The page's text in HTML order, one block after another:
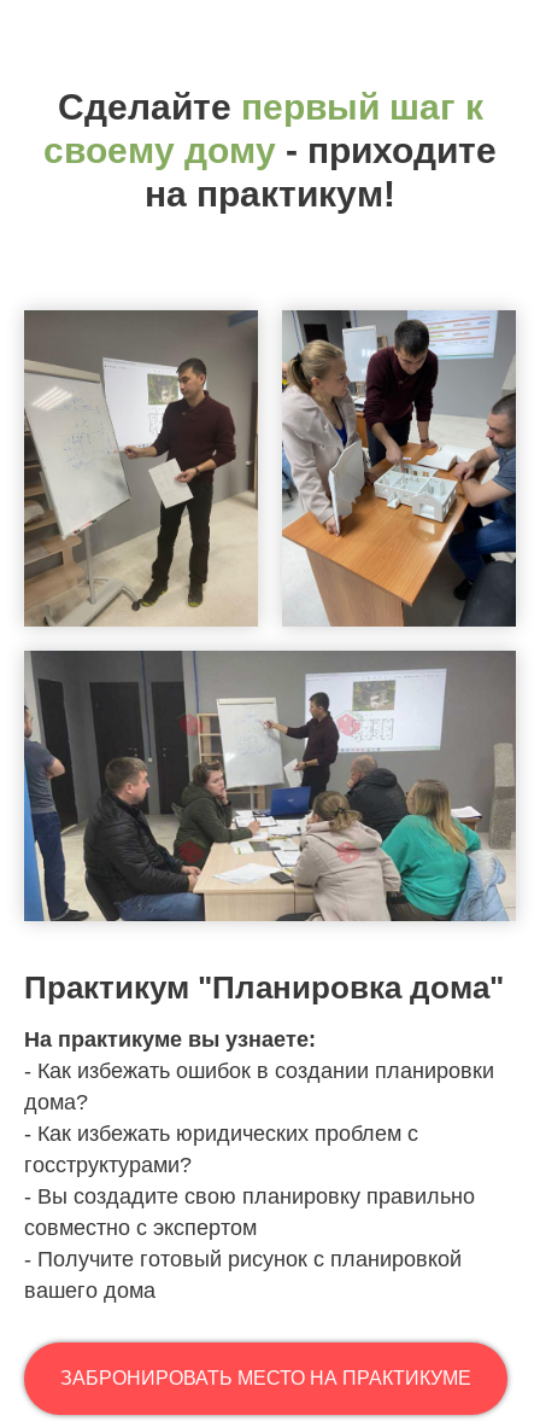
Сделайте первый шаг к
своему дому - приходите
на практикум!
Практикум "Планировка дома"
На практикуме вы узнаете:
- Как избежать ошибок в создании планировки
дома?
- Как избежать юридических проблем с
госструктурами?
- Вы создадите свою планировку правильно
совместно с экспертом
- Получите готовый рисунок с планировкой
вашего дома
ЗАБРОНИРОВАТЬ МЕСТО НА ПРАКТИКУМЕ
Актуальные новости,
акции, мероприятии в
телеграмм канале.
Строительство частных
домов в Сургуте, ХМАО И
персональных данных
Рассчитать проект
Сертификация
Фундаменты
Кровельные работы
Проектирование
Новости
Подписаться